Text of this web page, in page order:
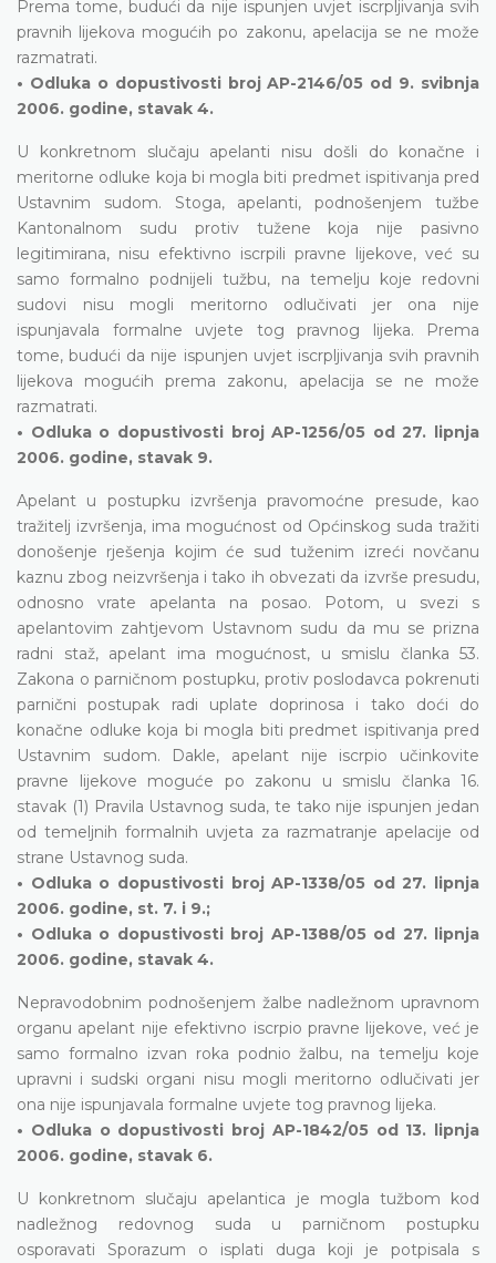
Prema tome, budući da nije ispunjen uvjet iscrpljivanja svih
pravnih lijekova mogućih po zakonu, apelacija se ne može
razmatrati.
• Odluka o dopustivosti broj AP-2146/05 od 9. svibnja
2006. godine, stavak 4.
U konkretnom slučaju apelanti nisu došli do konačne i
meritorne odluke koja bi mogla biti predmet ispitivanja pred
Ustavnim sudom. Stoga, apelanti, podnošenjem tužbe
Kantonalnom sudu protiv tužene koja nije pasivno
legitimirana, nisu efektivno iscrpili pravne lijekove, već su
samo formalno podnijeli tužbu, na temelju koje redovni
sudovi nisu mogli meritorno odlučivati jer ona nije
ispunjavala formalne uvjete tog pravnog lijeka. Prema
tome, budući da nije ispunjen uvjet iscrpljivanja svih pravnih
lijekova mogućih prema zakonu, apelacija se ne može
razmatrati.
• Odluka o dopustivosti broj AP-1256/05 od 27. lipnja
2006. godine, stavak 9.
Apelant u postupku izvršenja pravomoćne presude, kao
tražitelj izvršenja, ima mogućnost od Općinskog suda tražiti
donošenje rješenja kojim će sud tuženim izreći novčanu
kaznu zbog neizvršenja i tako ih obvezati da izvrše presudu,
odnosno vrate apelanta na posao. Potom, u svezi s
apelantovim zahtjevom Ustavnom sudu da mu se prizna
radni staž, apelant ima mogućnost, u smislu članka 53.
Zakona o parničnom postupku, protiv poslodavca pokrenuti
parnični postupak radi uplate doprinosa i tako doći do
konačne odluke koja bi mogla biti predmet ispitivanja pred
Ustavnim sudom. Dakle, apelant nije iscrpio učinkovite
pravne lijekove moguće po zakonu u smislu članka 16.
stavak (1) Pravila Ustavnog suda, te tako nije ispunjen jedan
od temeljnih formalnih uvjeta za razmatranje apelacije od
strane Ustavnog suda.
• Odluka o dopustivosti broj AP-1338/05 od 27. lipnja
2006. godine, st. 7. i 9.;
• Odluka o dopustivosti broj AP-1388/05 od 27. lipnja
2006. godine, stavak 4.
Nepravodobnim podnošenjem žalbe nadležnom upravnom
organu apelant nije efektivno iscrpio pravne lijekove, već je
samo formalno izvan roka podnio žalbu, na temelju koje
upravni i sudski organi nisu mogli meritorno odlučivati jer
ona nije ispunjavala formalne uvjete tog pravnog lijeka.
• Odluka o dopustivosti broj AP-1842/05 od 13. lipnja
2006. godine, stavak 6.
U konkretnom slučaju apelantica je mogla tužbom kod
nadležnog redovnog suda u parničnom postupku
osporavati Sporazum o isplati duga koji je potpisala s